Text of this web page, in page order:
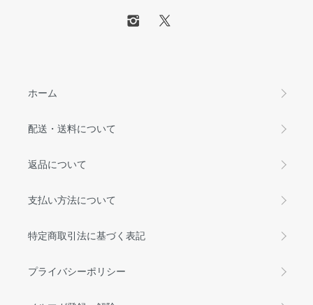
ホーム
配送・送料について
返品について
支払い方法について
特定商取引法に基づく表記
プライバシーポリシー